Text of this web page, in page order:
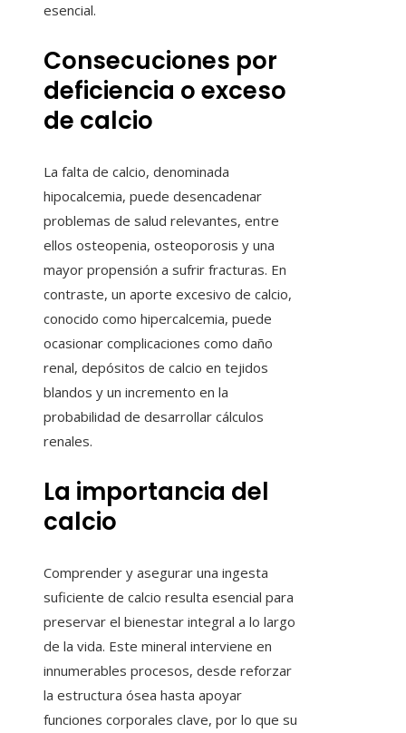
esencial.
Consecuciones por
deficiencia o exceso
de calcio
La falta de calcio, denominada
hipocalcemia, puede desencadenar
problemas de salud relevantes, entre
ellos osteopenia, osteoporosis y una
mayor propensión a sufrir fracturas. En
contraste, un aporte excesivo de calcio,
conocido como hipercalcemia, puede
ocasionar complicaciones como daño
renal, depósitos de calcio en tejidos
blandos y un incremento en la
probabilidad de desarrollar cálculos
renales.
La importancia del
calcio
Comprender y asegurar una ingesta
suficiente de calcio resulta esencial para
preservar el bienestar integral a lo largo
de la vida. Este mineral interviene en
innumerables procesos, desde reforzar
la estructura ósea hasta apoyar
funciones corporales clave, por lo que su